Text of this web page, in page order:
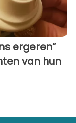
ergeren”
van hun